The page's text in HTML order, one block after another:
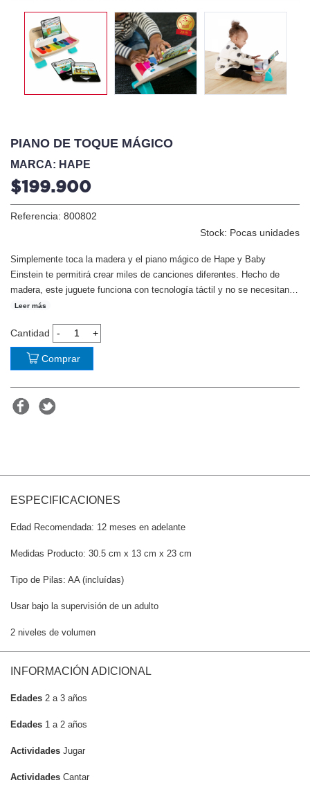
PIANO DE TOQUE MÁGICO
MARCA: HAPE
$199.900
Referencia: 800802
Stock: Pocas unidades
Simplemente toca la madera y el piano mágico de Hape y Baby
Einstein te permitirá crear miles de canciones diferentes. Hecho de
madera, este juguete funciona con tecnología táctil y no se necesitan
Leer más
Cantidad
Comprar
ESPECIFICACIONES
Edad Recomendada: 12 meses en adelante
Medidas Producto: 30.5 cm x 13 cm x 23 cm
Tipo de Pilas: AA (incluídas)
Usar bajo la supervisión de un adulto
2 niveles de volumen
INFORMACIÓN ADICIONAL
Edades 2 a 3 años
Edades 1 a 2 años
Actividades Jugar
Actividades Cantar